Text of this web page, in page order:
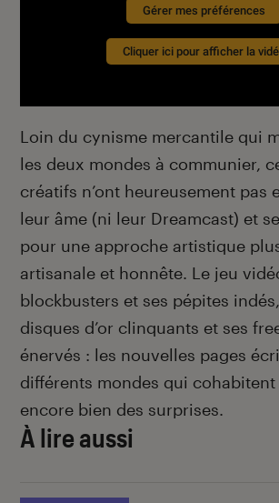
Gérer mes préférences
Cliquer ici pour afficher la
Loin du cynisme mercantile qui
les deux mondes à communier,
créatifs n’ont heureusement pas
leur âme (ni leur Dreamcast) et
pour une approche artistique
artisanale et honnête. Le jeu
blockbusters et ses pépites
disques d’or clinquants et ses
énervés : les nouvelles pages
différents mondes qui
encore bien des surprises.
À lire aussi